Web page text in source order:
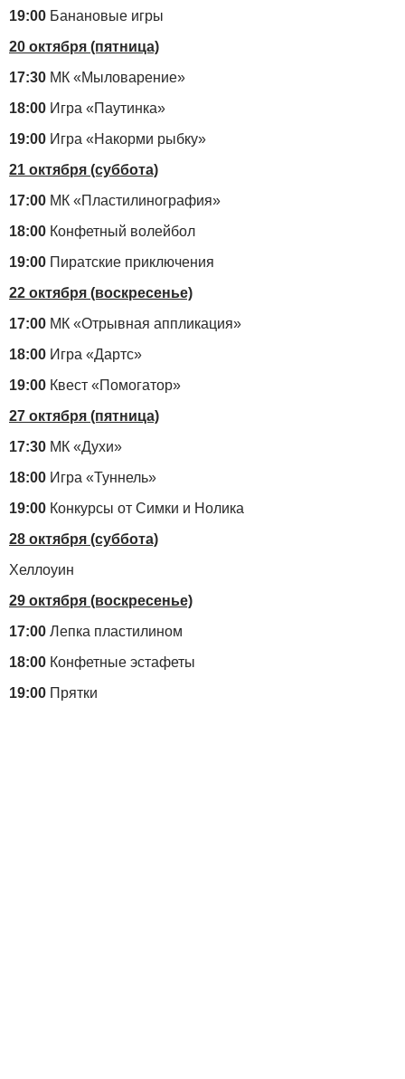
19:00 Банановые игры
20 октября (пятница)
17:30 МК «Мыловарение»
18:00 Игра «Паутинка»
19:00 Игра «Накорми рыбку»
21 октября (суббота)
17:00 МК «Пластилинография»
18:00 Конфетный волейбол
19:00 Пиратские приключения
22 октября (воскресенье)
17:00 МК «Отрывная аппликация»
18:00 Игра «Дартс»
19:00 Квест «Помогатор»
27 октября (пятница)
17:30 МК «Духи»
18:00 Игра «Туннель»
19:00 Конкурсы от Симки и Нолика
28 октября (суббота)
Хеллоуин
29 октября (воскресенье)
17:00 Лепка пластилином
18:00 Конфетные эстафеты
19:00 Прятки